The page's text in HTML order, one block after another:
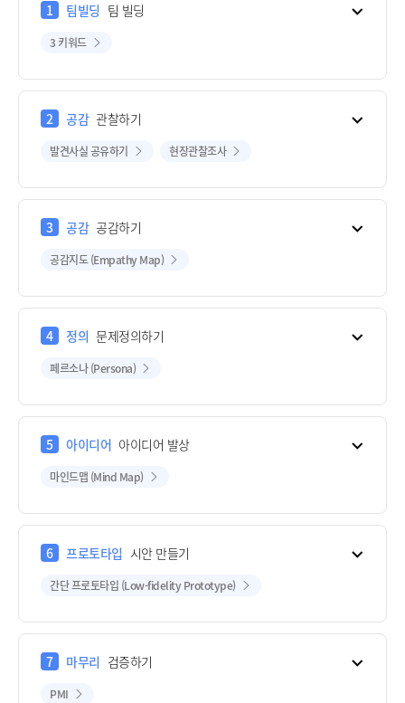
1 팀빌딩 팀 빌딩
3 키워드
2 공감 관찰하기
발견사실 공유하기 현장관찰조사
3 공감 공감하기
공감지도 (Empathy Map)
4 정의 문제정의하기
페르소나 (Persona)
5 아이디어 아이디어 발상
마인드맵 (Mind Map)
6 프로토타입 시안 만들기
간단 프로토타입 (Low-fidelity Prototype)
7 마무리 검증하기
PMI